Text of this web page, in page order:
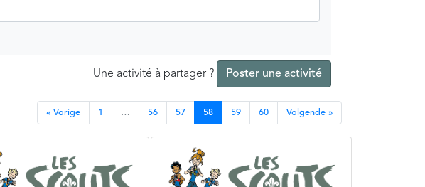
Une activité à partager ? Poster une activité
« Vorige 1 … 56 57 58 59 60 Volgende »